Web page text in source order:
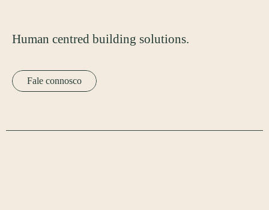
Human centred building solutions.
Fale connosco